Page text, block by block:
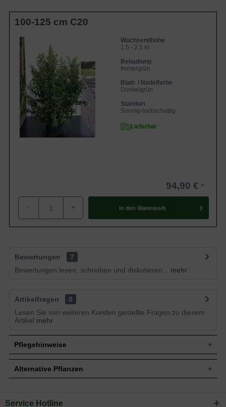
100-125 cm C20
Wuchsendhöhe
1,5 - 2,5 m
Belaubung
Immergrün
Blatt- / Nadelfarbe
Dunkelgrün
Standort
Sonnig-halbschattig
Lieferbar
94,90 €
- + In den Warenkorb
Bewertungen
7
Bewertungen lesen, schreiben und diskutieren...
mehr
Artikelfragen
0
Lesen Sie von weiteren Kunden gestellte Fragen zu diesem
Artikel mehr
Pflegehinweise
Pflanz- und Pflegetipps Escallonia 'Iveyi' /
Alternative Pflanzen
Sie suchen eine Alternative?
Service Hotline